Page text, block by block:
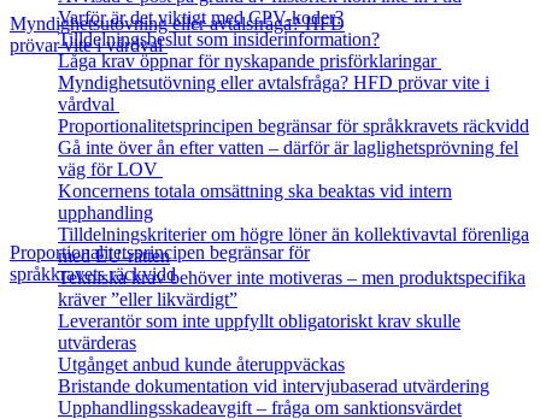
Myndighetsutövning eller avtalsfråga? HFD
prövar vite i vårdval
Proportionalitetsprincipen begränsar för
språkkravets räckvidd
Varför är det viktigt med CPV-koder?
Tilldelningsbeslut som insiderinformation?
Låga krav öppnar för nyskapande prisförklaringar
Myndighetsutövning eller avtalsfråga? HFD prövar vite i
vårdval
Proportionalitetsprincipen begränsar för språkkravets räckvidd
Gå inte över ån efter vatten – därför är laglighetsprövning fel
väg för LOV
Koncernens totala omsättning ska beaktas vid intern
upphandling
Tilldelningskriterier om högre löner än kollektivavtal förenliga
med EU‑rätten
Tekniska krav behöver inte motiveras – men produktspecifika
kräver ”eller likvärdigt”
Leverantör som inte uppfyllt obligatoriskt krav skulle
utvärderas
Utgånget anbud kunde återuppväckas
Bristande dokumentation vid intervjubaserad utvärdering
Upphandlingsskadeavgift – fråga om sanktionsvärdet